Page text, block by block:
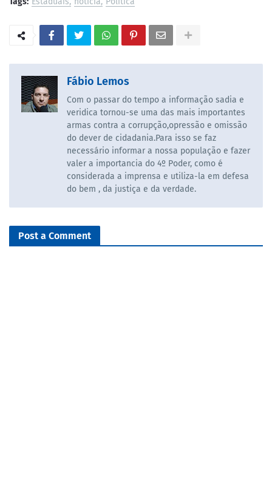
Fábio Lemos
Com o passar do tempo a informação sadia e
veridica tornou-se uma das mais importantes
armas contra a corrupção,opressão e omissão
do dever de cidadania.Para isso se faz
necessário informar a nossa população e fazer
valer a importancia do 4º Poder, como é
considerada a imprensa e utiliza-la em defesa
do bem , da justiça e da verdade.
Post a Comment